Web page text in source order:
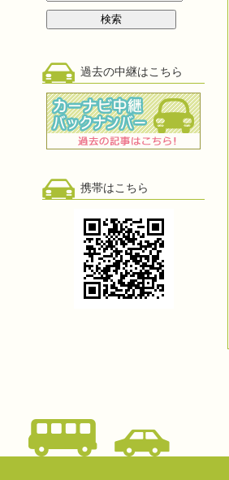
過去の中継はこちら
携帯はこちら